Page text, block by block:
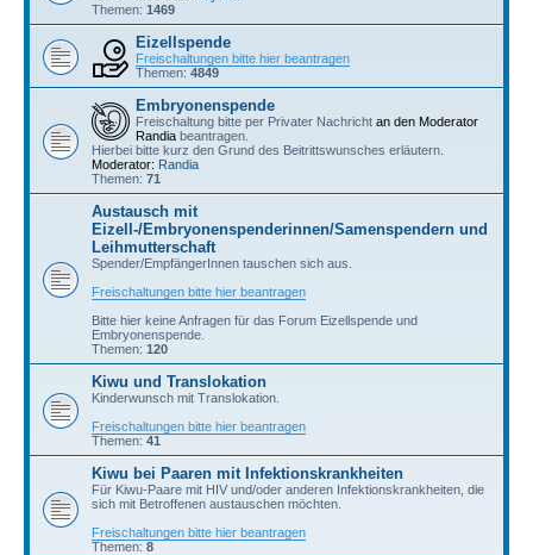
Themen: 1469
Eizellspende
Freischaltungen bitte hier beantragen
Themen: 4849
Embryonenspende
Freischaltung bitte per Privater Nachricht an den Moderator
Randia beantragen.
Hierbei bitte kurz den Grund des Beitrittswunsches erläutern.
Moderator: Randia
Themen: 71
Austausch mit
Eizell-/Embryonenspenderinnen/Samenspendern und
Leihmutterschaft
Spender/EmpfängerInnen tauschen sich aus.
Freischaltungen bitte hier beantragen
Bitte hier keine Anfragen für das Forum Eizellspende und
Embryonenspende.
Themen: 120
Kiwu und Translokation
Kinderwunsch mit Translokation.
Freischaltungen bitte hier beantragen
Themen: 41
Kiwu bei Paaren mit Infektionskrankheiten
Für Kiwu-Paare mit HIV und/oder anderen Infektionskrankheiten, die
sich mit Betroffenen austauschen möchten.
Freischaltungen bitte hier beantragen
Themen: 8